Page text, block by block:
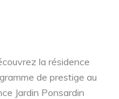
la résidence
de prestige au
Jardin Ponsardin